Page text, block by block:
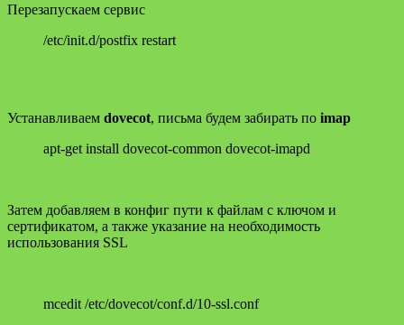
Перезапускаем сервис
/etc/init.d/postfix restart
Устанавливаем dovecot, письма будем забирать по imap
apt-get install dovecot-common dovecot-imapd
Затем добавляем в конфиг пути к файлам с ключом и
сертификатом, а также указание на необходимость
использования SSL
mcedit /etc/dovecot/conf.d/10-ssl.conf